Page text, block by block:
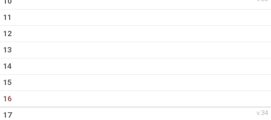
11
12
13
14
15
16
v.34
17